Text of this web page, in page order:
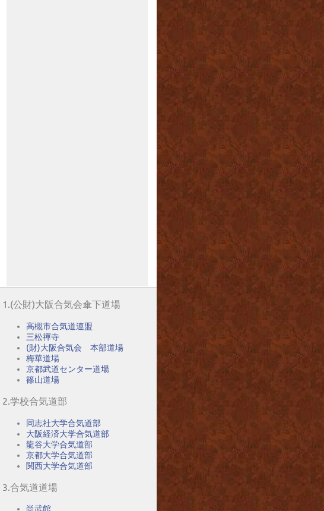
1.(公財)大阪合気会傘下道場
高槻市合気道連盟
三松禪寺
(財)大阪合気会 本部道場
梅華道場
京都武道センター道場
篠山道場
2.学校合気道部
同志社大学合気道部
大阪経済大学合気道部
龍谷大学合気道部
京都大学合気道部
関西大学合気道部
3.合気道道場
尚武館